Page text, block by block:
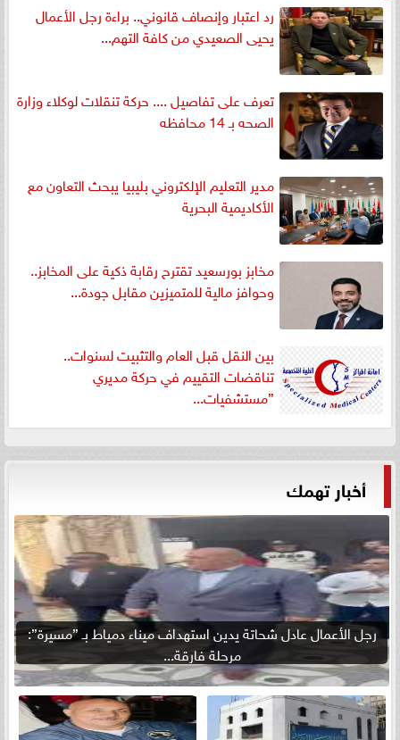
رد اعتبار وإنصاف قانوني.. براءة رجل الأعمال
يحيى الصعيدي من كافة التهم...
تعرف على تفاصيل .... حركة تنقلات لوكلاء وزارة
الصحه بـ 14 محافظه
مدير التعليم الإلكتروني بليبيا يبحث التعاون مع
الأكاديمية البحرية
مخابز بورسعيد تقترح رقابة ذكية على المخابز..
وحوافز مالية للمتميزين مقابل جودة...
بين النقل قبل العام والتثبيت لسنوات..
تناقضات التقييم في حركة مديري
”مستشفيات...
أخبار تهمك
رجل الأعمال عادل شحاتة يدين استهداف ميناء دمياط بـ ”مسيرة”:
مرحلة فارقة...